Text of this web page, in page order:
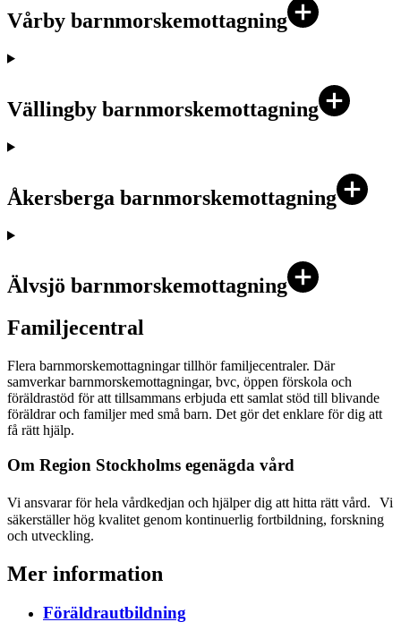
Vårby barnmorskemottagning
Vällingby barnmorskemottagning
Åkersberga barnmorskemottagning
Älvsjö barnmorskemottagning
Familjecentral
Flera barnmorskemottagningar tillhör familjecentraler. Där
samverkar barnmorskemottagningar, bvc, öppen förskola och
föräldrastöd för att tillsammans erbjuda ett samlat stöd till blivande
föräldrar och familjer med små barn. Det gör det enklare för dig att
få rätt hjälp.
Om Region Stockholms egenägda vård
Vi ansvarar för hela vårdkedjan och hjälper dig att hitta rätt vård. Vi
säkerställer hög kvalitet genom kontinuerlig fortbildning, forskning
och utveckling.
Mer information
Föräldrautbildning